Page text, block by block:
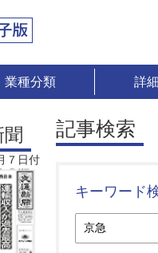
業種分類 詳
７日付
記事検索
キーワード